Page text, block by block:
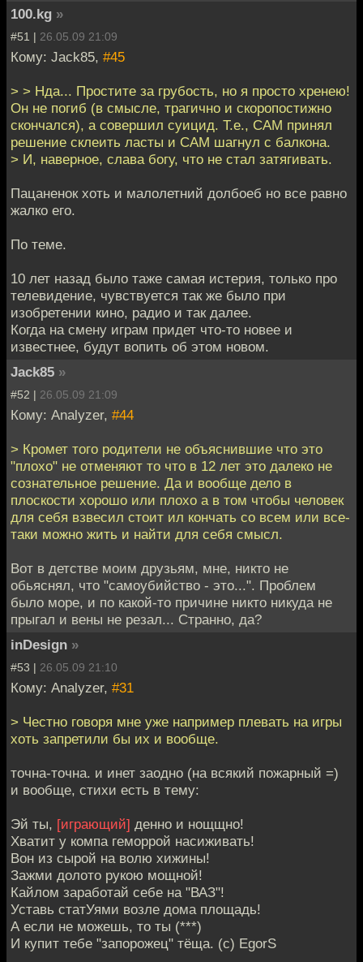
100.kg »
#51 | 26.05.09 21:09
Кому: Jack85, #45
> > Нда... Простите за грубость, но я просто хренею!
Он не погиб (в смысле, трагично и скоропостижно
скончался), а совершил суицид. Т.е., САМ принял
решение склеить ласты и САМ шагнул с балкона.
> И, наверное, слава богу, что не стал затягивать.
Пацаненок хоть и малолетний долбоеб но все равно
жалко его.
По теме.
10 лет назад было таже самая истерия, только про
телевидение, чувствуется так же было при
изобретении кино, радио и так далее.
Когда на смену играм придет что-то новее и
известнее, будут вопить об этом новом.
Jack85 »
#52 | 26.05.09 21:09
Кому: Analyzer, #44
> Кромет того родители не объяснившие что это
"плохо" не отменяют то что в 12 лет это далеко не
сознательное решение. Да и вообще дело в
плоскости хорошо или плохо а в том чтобы человек
для себя взвесил стоит ил кончать со всем или все-
таки можно жить и найти для себя смысл.
Вот в детстве моим друзьям, мне, никто не
обьяснял, что "самоубийство - это...". Проблем
было море, и по какой-то причине никто никуда не
прыгал и вены не резал... Странно, да?
inDesign »
#53 | 26.05.09 21:10
Кому: Analyzer, #31
> Честно говоря мне уже например плевать на игры
хоть запретили бы их и вообще.
точна-точна. и инет заодно (на всякий пожарный =)
и вообще, стихи есть в тему:
Эй ты, [играющий] денно и нощщно!
Хватит у компа геморрой насиживать!
Вон из сырой на волю хижины!
Зажми долото рукою мощной!
Кайлом заработай себе на "ВАЗ"!
Уставь статУями возле дома площадь!
А если не можешь, то ты (***)
И купит тебе "запорожец" тёща. (с) EgorS